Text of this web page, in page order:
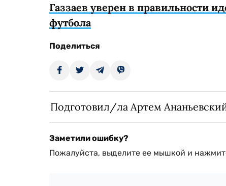
Газзаев уверен в правильности
футбола
Поделиться
Подготовил/ла Артем
Заметили ошибку?
Пожалуйста, выделите ее мышкой и